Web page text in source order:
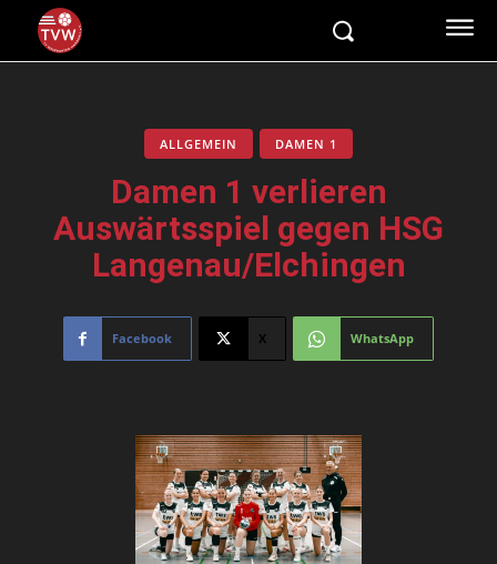
ALLGEMEIN DAMEN 1
Damen 1 verlieren
Auswärtsspiel gegen HSG
Langenau/Elchingen
Facebook X WhatsApp